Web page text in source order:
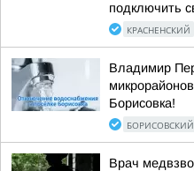
подключить
КРАСНЕНСКИЙ
Владимир
Борисовка!
БОРИСОВСКИЙ
Врач